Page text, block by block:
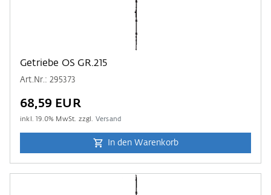
Getriebe OS GR.215
Art.Nr.: 295373
68,59 EUR
inkl.19.0% MwSt. zzgl. Versand
In den Warenkorb